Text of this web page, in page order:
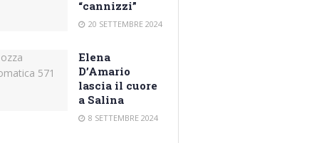
“cannizzi”
20 SETTEMBRE 2024
Elena
D’Amario
lascia il cuore
a Salina
8 SETTEMBRE 2024